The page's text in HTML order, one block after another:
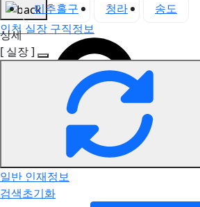
인천 실장 구직정보
미추홀구 청라
송도
상세
[ 실장 ]
일반 인재정보
검색초기화